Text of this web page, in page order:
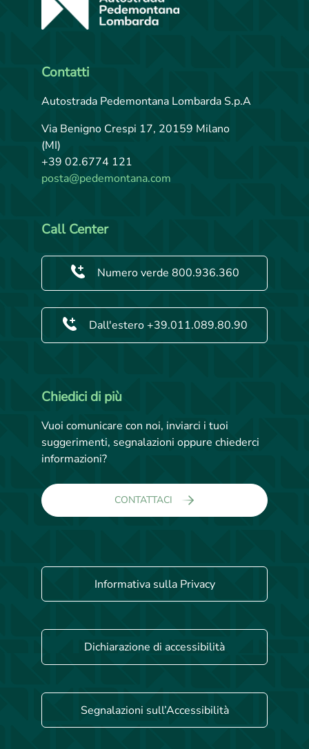
Contatti
Autostrada Pedemontana Lombarda S.p.A
Via Benigno Crespi 17, 20159 Milano
(MI)
+39 02.6774 121
posta@pedemontana.com
Call Center
Numero verde 800.936.360
Dall'estero +39.011.089.80.90
Chiedici di più
Vuoi comunicare con noi, inviarci i tuoi
suggerimenti, segnalazioni oppure chiederci
informazioni?
CONTATTACI
Informativa sulla Privacy
Dichiarazione di accessibilità
Segnalazioni sull’Accessibilità